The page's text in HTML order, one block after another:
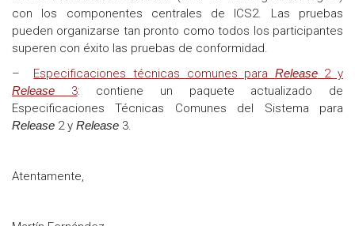
con los componentes centrales de ICS2. Las pruebas
pueden organizarse tan pronto como todos los participantes
superen con éxito las pruebas de conformidad.
– Especificaciones técnicas comunes para Release2 y
Release 3: contiene un paquete actualizado de
Especificaciones Técnicas Comunes del Sistema para
Release 2 y Release 3.
Atentamente,